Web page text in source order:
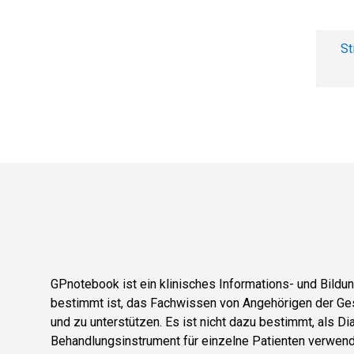
GPnotebook ist ein klinisches Informations- und
bestimmt ist, das Fachwissen von Angehörigen der
und zu unterstützen. Es ist nicht dazu bestimmt, als
Behandlungsinstrument für einzelne Patienten